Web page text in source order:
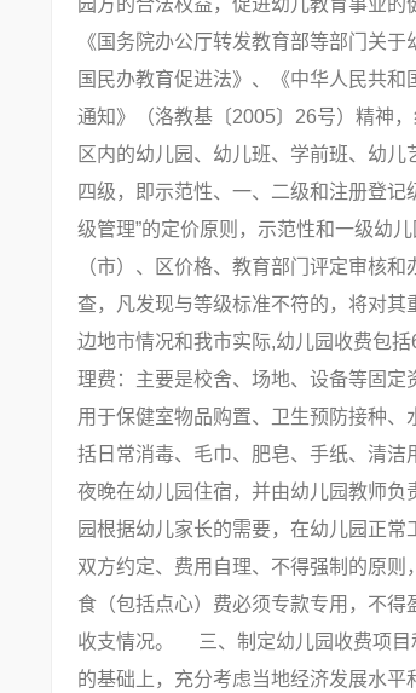
《国务院办公厅转发教育部等部门关
国民办教育促进法》、《中华人民共
通知》（洛教基〔2005〕26号）精神
区内的幼儿园、幼儿班、学前班、幼
四级，即示范性、一、二级和注册登
级管理”的定价原则，示范性和一级幼
（市）、区价格、教育部门评定审核
查，凡发现与等级标准不符的，将对
边地市情况和我市实际,幼儿园收费包
理费：主要是校舍、场地、设备等固
用于保健室物品购置、卫生预防接种
括日常消毒、毛巾、肥皂、手纸、清
夜晚在幼儿园住宿，并由幼儿园教师
园根据幼儿家长的需要，在幼儿园正
双方约定、费用自理、不得强制的原
食（包括点心）费必须专款专用，不
收支情况。 三、制定幼儿园收费项目
的基础上，充分考虑当地经济发展水